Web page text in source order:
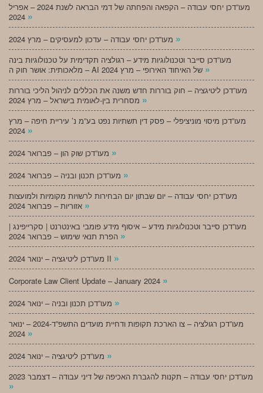
מעו”דכן יחסי עבודה – הקפאה והפחתה של דמי הבראה לשנת 2024 – אפריל
»
»
מעו”דכן סייבר וטכנולוגיות מידע – רגולציה תקדימית על טכנולוגיות בינה
»
מעו”דכן ליטיגציה – חוק בוררות חדש משנה את הכללים לניהול הליכי בוררות
»
מעו”דכן מיסוי מוניציפלי – פסק דין תשתיות נפט בע”מ נ’ עיריית חיפה – מרץ
»
»
»
מעו”דכן יחסי עבודה – יום שבתון יום הבחירות לרשויות מקומיות ולמועצות
»
מעו”דכן סייבר וטכנולוגיות מידע – איסוף מידע פומבי באינטרנט | סקרייפינג |
»
מעו”דכן ליטיגציה – ינואר 2024 II »
Corporate Law Client Update – January 2024 »
»
מעו”דכן רגולציה – צו הארכת תקופות ודחיית מועדים התשפ”ד-2024 – ינואר
»
»
מעו”דכן יחסי עבודה – תקנות להגברת האכיפה של דיני עבודה – דצמבר 2023
»